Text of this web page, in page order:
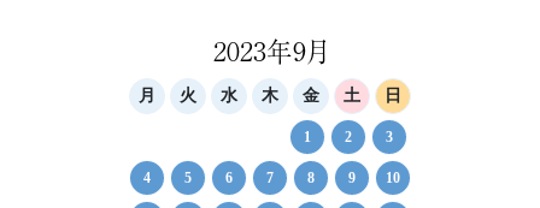
2023年9月
月 火 水 木 金 土 日
1 2 3
4 5 6 7 8 9 10